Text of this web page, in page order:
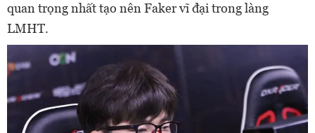
quan trọng nhất tạo nên Faker vĩ đại trong làng
LMHT.